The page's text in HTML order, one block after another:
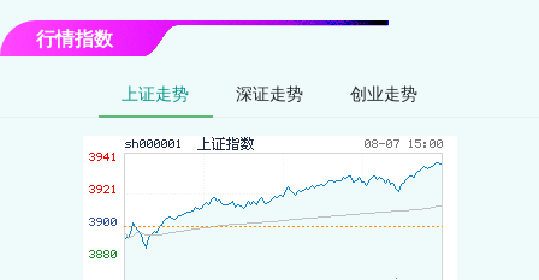
行情指数
上证走势 深证走势 创业走势